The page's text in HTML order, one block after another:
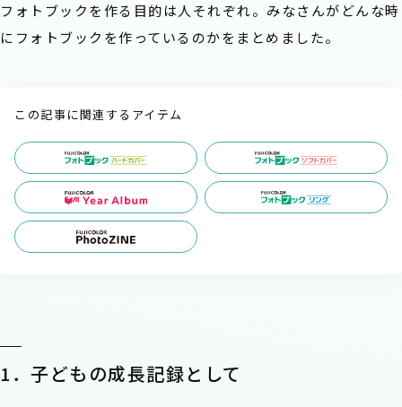
フォトブックを作る目的は人それぞれ。みなさんがどんな時
にフォトブックを作っているのかをまとめました。
この記事に関連するアイテム
1．子どもの成長記録として